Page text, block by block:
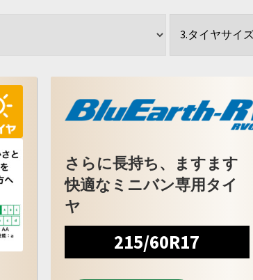
さらに長持ち、ますます
快適なミニバン専用タイ
ヤ
215/60R17